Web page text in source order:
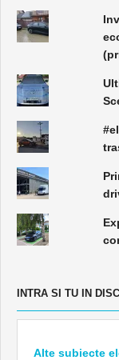
INTRA SI TU IN
Alte subiecte